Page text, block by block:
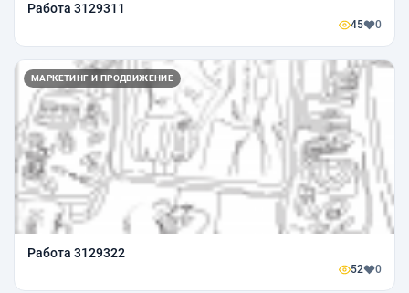
Работа 3129311
45 0
МАРКЕТИНГ И ПРОДВИЖЕНИЕ
Работа 3129322
52 0